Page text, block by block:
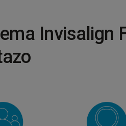
Invisalign